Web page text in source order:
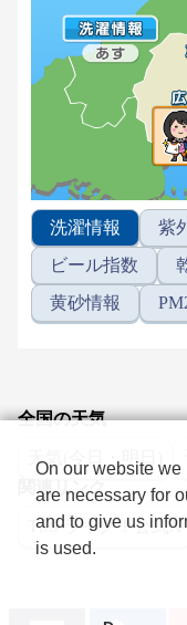
洗濯情報 紫
ビール指数
黄砂情報
全国の天気
天気(今日・明日)
関連リンク
TSS ライク！公式X
On our website
are necessary for
and to give us
is used.